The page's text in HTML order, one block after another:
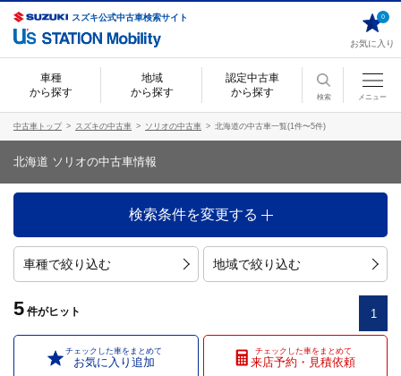
スズキ公式中古車検索サイト
お気に入り
0
車種
から探す
地域
から探す
認定中古車
から探す
検索 メニュー
中古車トップ スズキの中古車 ソリオの中古車 北海道の中古車一覧(1件〜5件)
北海道 ソリオの中古車情報
検索条件を変更する
車種で絞り込む 地域で絞り込む
5 件がヒット 1
チェックした車をまとめて
お気に入り追加
チェックした車をまとめて
来店予約・見積依頼